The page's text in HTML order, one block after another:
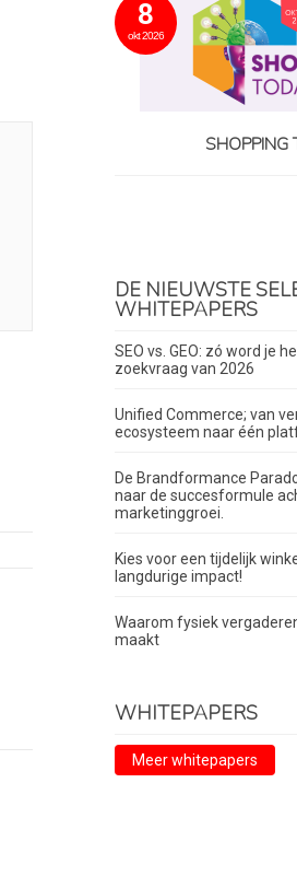
8
okt 2026
SHOPPING
DE NIEUWSTE
WHITEPAPERS
SEO vs. GEO: zó word je
zoekvraag van 2026
Unified Commerce; van
ecosysteem naar één
De Brandformance
naar de succesformule
marketinggroei.
Kies voor een tijdelijk
langdurige impact!
Waarom fysiek
maakt
WHITEPAPERS
Meer whitepapers